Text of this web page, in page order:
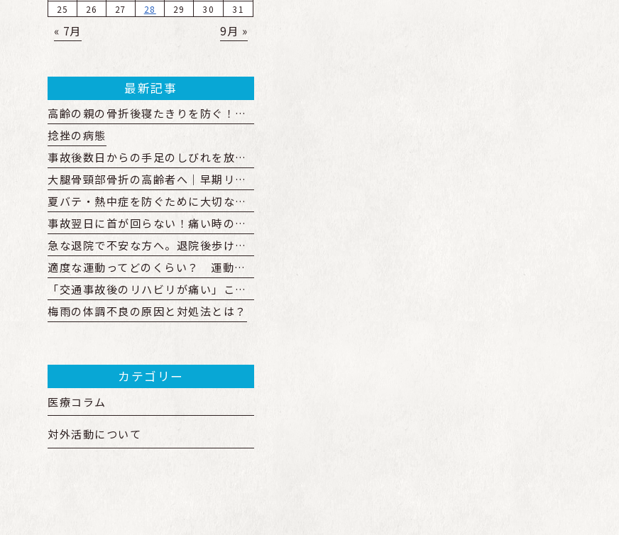
25
26 27 28 29 30 31
« 7月 9月 »
最新記事
高齢の親の骨折後寝たきりを防ぐ！廃用症候群予防の運動と見守り方
捻挫の病態
事故後数日からの手足のしびれを放置すると？原因と受診の目安
大腿骨頸部骨折の高齢者へ｜早期リハビリのメリットと開始時期を解説
夏バテ・熱中症を防ぐために大切なこと
事故翌日に首が回らない！痛い時の受診先と物損からの変更手順
急な退院で不安な方へ。退院後歩けない親の在宅復帰とリハビリ準備
適度な運動ってどのくらい？ 運動量の目安やどのくらい続けるべきか
「交通事故後のリハビリが痛い」これって大丈夫？ 回復を早めるリハビリとは
梅雨の体調不良の原因と対処法とは？
カテゴリー
医療コラム
対外活動について